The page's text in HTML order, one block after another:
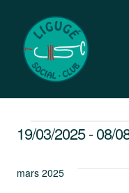
contenu
19/03/2025 - 08/
une
mars 2025